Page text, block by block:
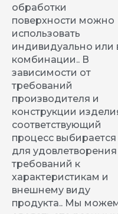
обработки
поверхности можно
использовать
индивидуально или
комбинации.. В
зависимости от
требований
производителя и
конструкции
соответствующий
процесс выбирается
для удовлетворения
требований к
характеристикам и
внешнему виду
продукта.. Мы